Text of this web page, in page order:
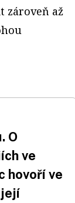
zároveň až
O
ve
hovoří ve